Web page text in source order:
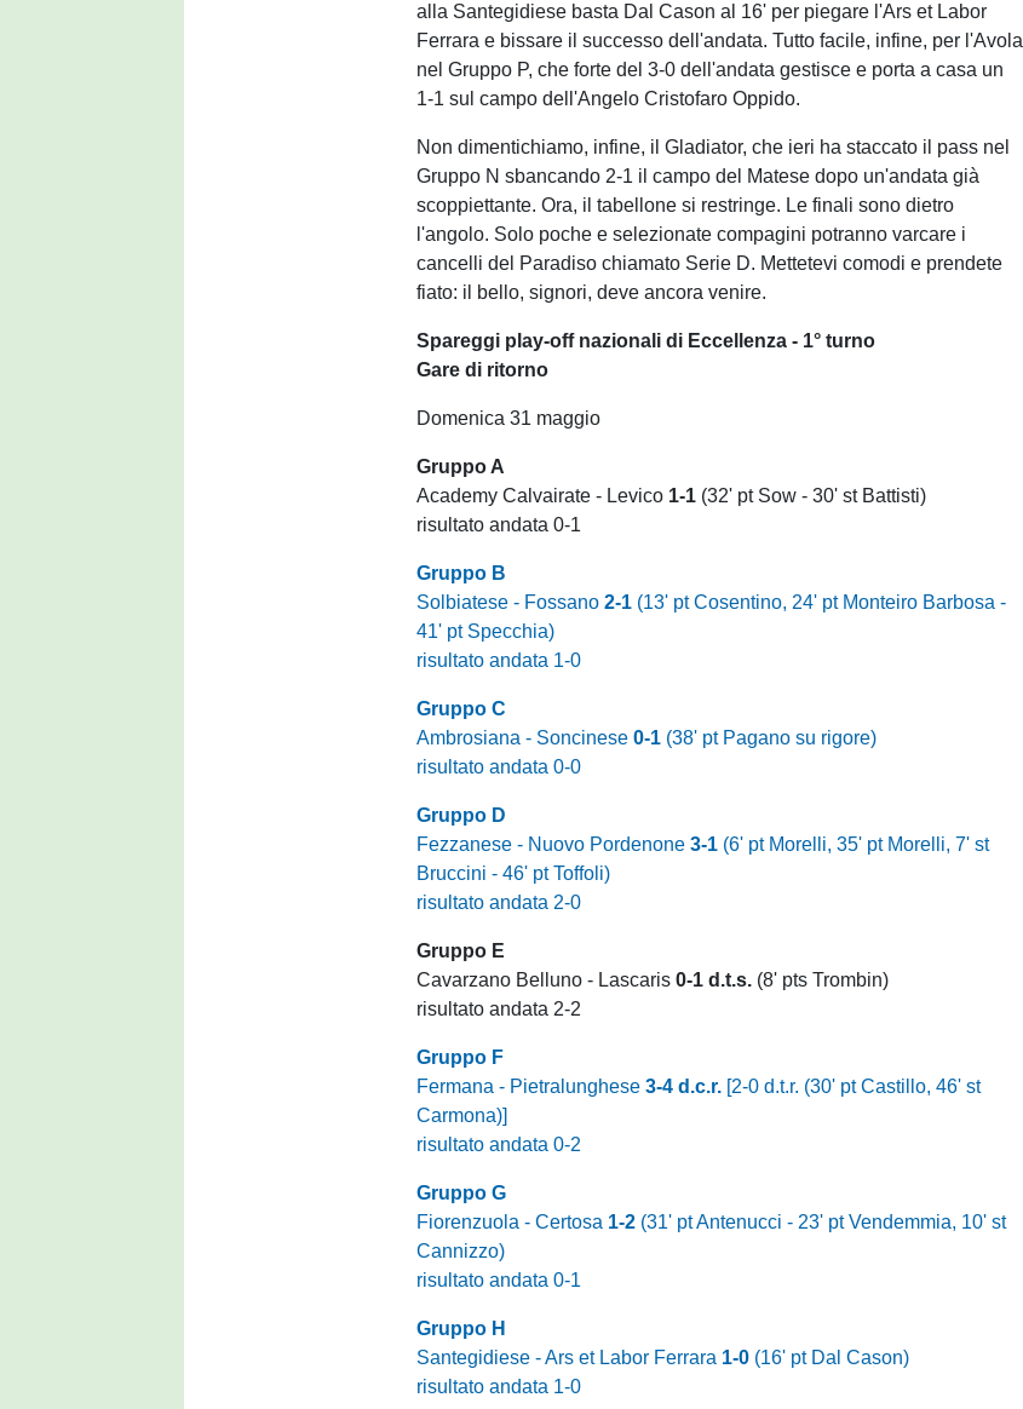
alla Santegidiese basta Dal Cason al 16' per piegare l'Ars et Labor
Ferrara e bissare il successo dell'andata. Tutto facile, infine, per l'Avola
nel Gruppo P, che forte del 3-0 dell'andata gestisce e porta a casa un
1-1 sul campo dell'Angelo Cristofaro Oppido.
Non dimentichiamo, infine, il Gladiator, che ieri ha staccato il pass nel
Gruppo N sbancando 2-1 il campo del Matese dopo un'andata già
scoppiettante. Ora, il tabellone si restringe. Le finali sono dietro
l'angolo. Solo poche e selezionate compagini potranno varcare i
cancelli del Paradiso chiamato Serie D. Mettetevi comodi e prendete
fiato: il bello, signori, deve ancora venire.
Spareggi play-off nazionali di Eccellenza - 1° turno
Gare di ritorno
Domenica 31 maggio
Gruppo A
Academy Calvairate - Levico 1-1 (32' pt Sow - 30' st Battisti)
risultato andata 0-1
Gruppo B
Solbiatese - Fossano2-1 (13' pt Cosentino, 24' pt Monteiro Barbosa -
41' pt Specchia)
risultato andata 1-0
Gruppo C
Ambrosiana - Soncinese0-1 (38' pt Pagano su rigore)
risultato andata 0-0
Gruppo D
Fezzanese - Nuovo Pordenone3-1 (6' pt Morelli, 35' pt Morelli, 7' st
Bruccini - 46' pt Toffoli)
risultato andata 2-0
Gruppo E
Cavarzano Belluno - Lascaris0-1 d.t.s. (8' pts Trombin)
risultato andata 2-2
Gruppo F
Fermana - Pietralunghese3-4 d.c.r. [2-0 d.t.r. (30' pt Castillo, 46' st
Carmona)]
risultato andata 0-2
Gruppo G
Fiorenzuola - Certosa 1-2 (31' pt Antenucci - 23' pt Vendemmia, 10' st
Cannizzo)
risultato andata 0-1
Gruppo H
Santegidiese - Ars et Labor Ferrara 1-0 (16' pt Dal Cason)
risultato andata 1-0